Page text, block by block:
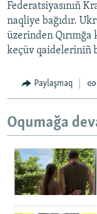
Federatsiyasınıñ
naqliye bağıdır.
üzerinden Qırımğa
keçüv qaideleriniñ
Paylaşmaq
Oqumağa